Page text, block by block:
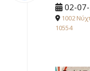
02-
1002
10554